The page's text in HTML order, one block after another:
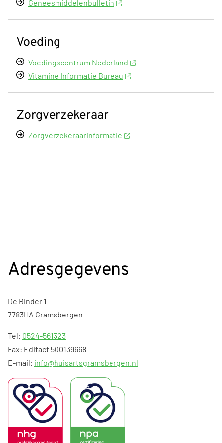
Geneesmiddelenbulletin
Voeding
Voedingscentrum Nederland
Vitamine Informatie Bureau
Zorgverzekeraar
Zorgverzekeraarinformatie
Adresgegevens
De Binder 1
7783HA Gramsbergen
Tel: 0524-561323
Fax: Edifact 500139668
E-mail: info@huisartsgramsbergen.nl